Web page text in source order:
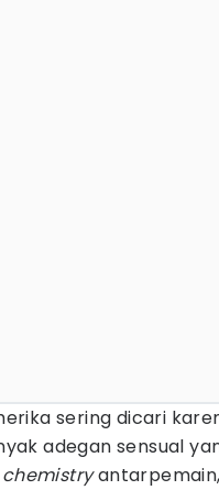
sering dicari
adegan sensual
chemistry